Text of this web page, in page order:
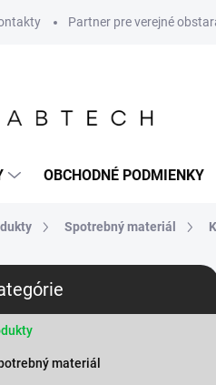
Partner pre verejné
OBCHODNÉ PODMIENKY
Spotrebný materiál
materiál